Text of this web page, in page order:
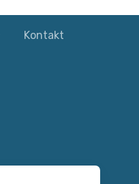
Kontakt